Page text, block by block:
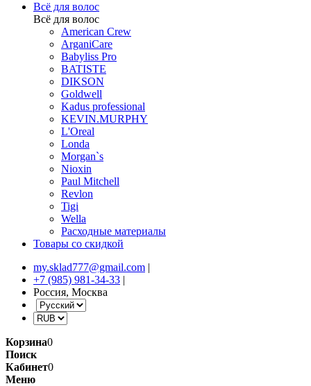
Всё для волос
Всё для волос
American Crew
ArganiCare
Babyliss Pro
BATISTE
DIKSON
Goldwell
Kadus professional
KEVIN.MURPHY
L'Oreal
Londa
Morgan`s
Nioxin
Paul Mitchell
Revlon
Tigi
Wella
Расходные материалы
Товары со скидкой
my.sklad777@gmail.com |
+7 (985) 981-34-33 |
Россия, Москва
Корзина0
Поиск
Кабинет0
Меню